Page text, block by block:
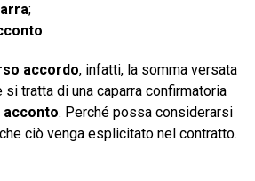
;
.
accordo, infatti, la somma versata
tratta di una caparra confirmatoria
acconto. Perché possa considerarsi
ciò venga esplicitato nel contratto.